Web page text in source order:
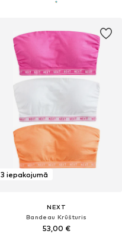
3 iepakojumā
NEXT
Bandeau Krūšturis
53,00 €